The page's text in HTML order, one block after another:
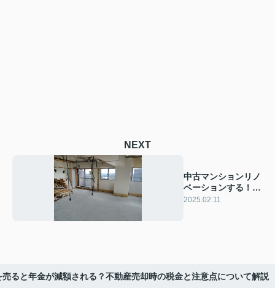
NEXT
中古マンションリノ
ベーションする！お
しゃれさを増すポイ
2025.02.11
売ると年金が減額される？不動産売却時の税金と注意点について解説